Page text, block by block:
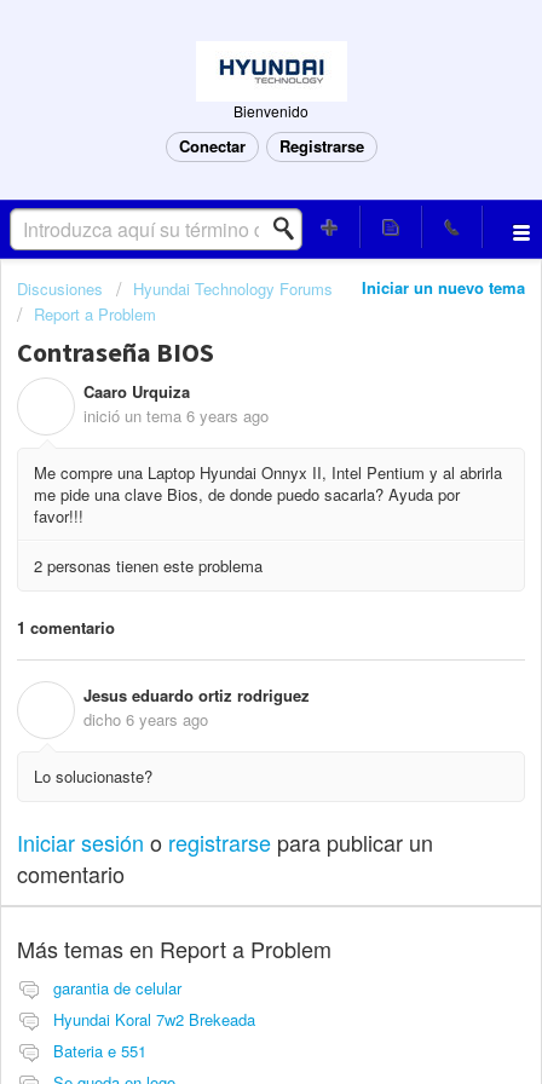
Bienvenido
Conectar Registrarse
Iniciar un nuevo tema
Discusiones
Hyundai Technology Forums
Report a Problem
Contraseña BIOS
Caaro Urquiza
inició un tema 6 years ago
Me compre una Laptop Hyundai Onnyx II, Intel Pentium y al abrirla
me pide una clave Bios, de donde puedo sacarla? Ayuda por
favor!!!
2 personas tienen este problema
1 comentario
Jesus eduardo ortiz rodriguez
dicho 6 years ago
Lo solucionaste?
Iniciar sesión o registrarse para publicar un
comentario
Más temas en Report a Problem
garantia de celular
Hyundai Koral 7w2 Brekeada
Bateria e 551